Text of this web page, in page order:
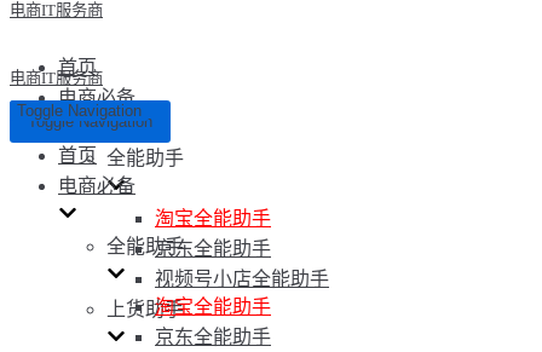
电商IT服务商
首页
电商必备
全能助手
淘宝全能助手
京东全能助手
视频号小店全能助手
上货助手
电商IT服务商
Toggle Navigation
Toggle Navigation
首页
电商必备
全能助手
淘宝全能助手
京东全能助手